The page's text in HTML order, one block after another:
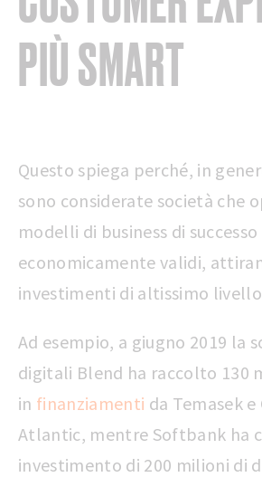
PIÙ SMART
Questo spiega perché, in
sono considerate società che
modelli di business di successo
economicamente validi,
investimenti di altissimo
Ad esempio, a giugno 2019 la
digitali Blend ha raccolto 130
in finanziamenti da Temasek e
Atlantic, mentre Softbank ha
investimento di 200 milioni di